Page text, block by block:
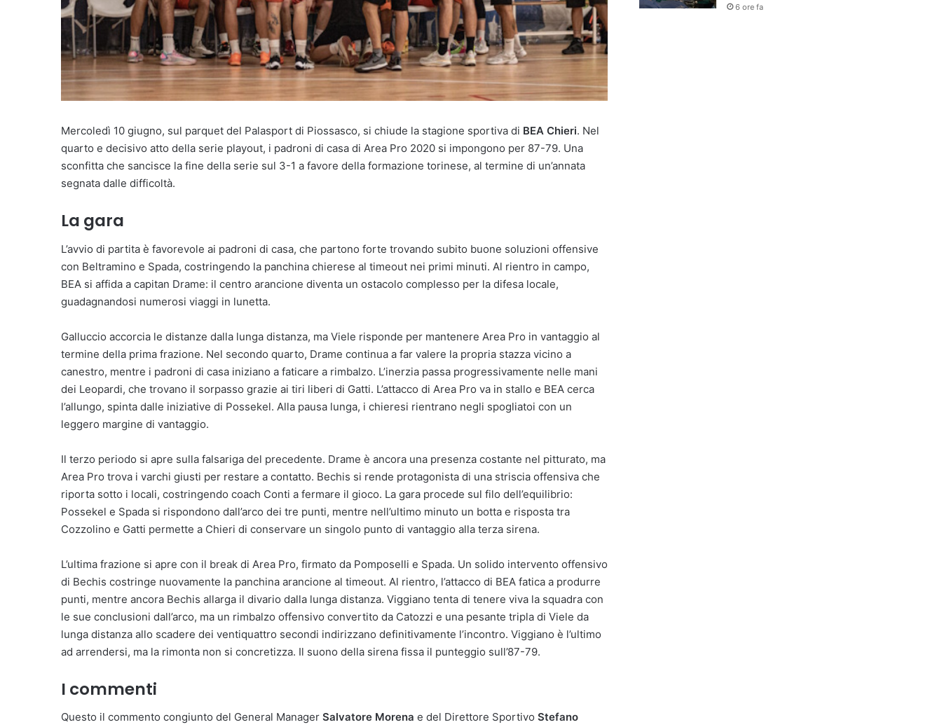
Mercoledì 10 giugno, sul parquet del Palasport di Piossasco, si chiude la stagione sportiva di BEA Chieri. Nel
quarto e decisivo atto della serie playout, i padroni di casa di Area Pro 2020 si impongono per 87-79. Una
sconfitta che sancisce la fine della serie sul 3-1 a favore della formazione torinese, al termine di un’annata
segnata dalle difficoltà.
La gara
L’avvio di partita è favorevole ai padroni di casa, che partono forte trovando subito buone soluzioni offensive
con Beltramino e Spada, costringendo la panchina chierese al timeout nei primi minuti. Al rientro in campo,
BEA si affida a capitan Drame: il centro arancione diventa un ostacolo complesso per la difesa locale,
guadagnandosi numerosi viaggi in lunetta.
Galluccio accorcia le distanze dalla lunga distanza, ma Viele risponde per mantenere Area Pro in vantaggio al
termine della prima frazione. Nel secondo quarto, Drame continua a far valere la propria stazza vicino a
canestro, mentre i padroni di casa iniziano a faticare a rimbalzo. L’inerzia passa progressivamente nelle mani
dei Leopardi, che trovano il sorpasso grazie ai tiri liberi di Gatti. L’attacco di Area Pro va in stallo e BEA cerca
l’allungo, spinta dalle iniziative di Possekel. Alla pausa lunga, i chieresi rientrano negli spogliatoi con un
leggero margine di vantaggio.
Il terzo periodo si apre sulla falsariga del precedente. Drame è ancora una presenza costante nel pitturato, ma
Area Pro trova i varchi giusti per restare a contatto. Bechis si rende protagonista di una striscia offensiva che
riporta sotto i locali, costringendo coach Conti a fermare il gioco. La gara procede sul filo dell’equilibrio:
Possekel e Spada si rispondono dall’arco dei tre punti, mentre nell’ultimo minuto un botta e risposta tra
Cozzolino e Gatti permette a Chieri di conservare un singolo punto di vantaggio alla terza sirena.
L’ultima frazione si apre con il break di Area Pro, firmato da Pomposelli e Spada. Un solido intervento offensivo
di Bechis costringe nuovamente la panchina arancione al timeout. Al rientro, l’attacco di BEA fatica a produrre
punti, mentre ancora Bechis allarga il divario dalla lunga distanza. Viggiano tenta di tenere viva la squadra con
le sue conclusioni dall’arco, ma un rimbalzo offensivo convertito da Catozzi e una pesante tripla di Viele da
lunga distanza allo scadere dei ventiquattro secondi indirizzano definitivamente l’incontro. Viggiano è l’ultimo
ad arrendersi, ma la rimonta non si concretizza. Il suono della sirena fissa il punteggio sull’87-79.
I commenti
Questo il commento congiunto del General Manager Salvatore Morena e del Direttore Sportivo Stefano
6 ore fa